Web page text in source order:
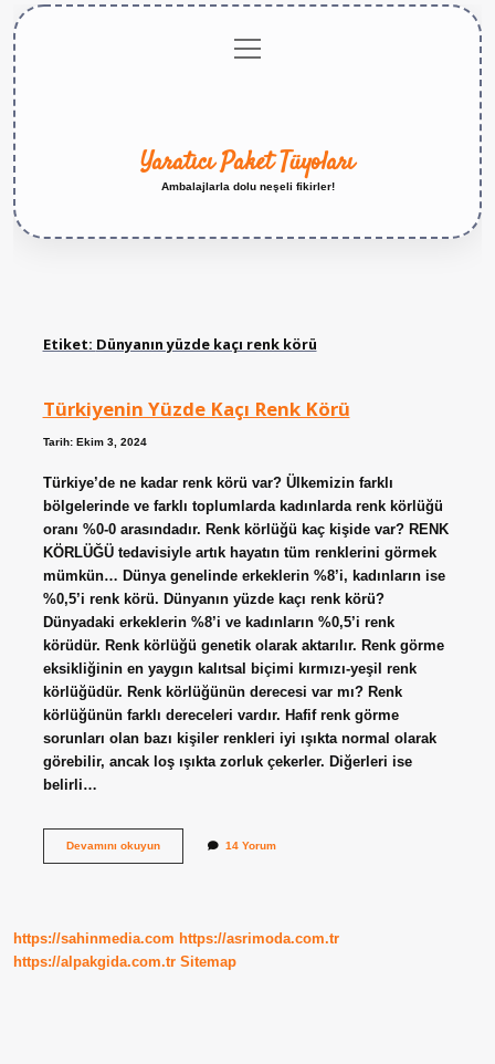
menüyü
aç
Yaratıcı Paket Tüyoları
Ambalajlarla dolu neşeli fikirler!
Etiket: Dünyanın yüzde kaçı renk körü
Türkiyenin Yüzde Kaçı Renk Körü
Tarih: Ekim 3, 2024
Türkiye’de ne kadar renk körü var? Ülkemizin farklı
bölgelerinde ve farklı toplumlarda kadınlarda renk körlüğü
oranı %0-0 arasındadır. Renk körlüğü kaç kişide var? RENK
KÖRLÜĞÜ tedavisiyle artık hayatın tüm renklerini görmek
mümkün… Dünya genelinde erkeklerin %8’i, kadınların ise
%0,5’i renk körü. Dünyanın yüzde kaçı renk körü?
Dünyadaki erkeklerin %8’i ve kadınların %0,5’i renk
körüdür. Renk körlüğü genetik olarak aktarılır. Renk görme
eksikliğinin en yaygın kalıtsal biçimi kırmızı-yeşil renk
körlüğüdür. Renk körlüğünün derecesi var mı? Renk
körlüğünün farklı dereceleri vardır. Hafif renk görme
sorunları olan bazı kişiler renkleri iyi ışıkta normal olarak
görebilir, ancak loş ışıkta zorluk çekerler. Diğerleri ise
belirli…
Devamını okuyunTürkiyenin
14 Yorum
https://sahinmedia.com https://asrimoda.com.tr
https://alpakgida.com.tr Sitemap